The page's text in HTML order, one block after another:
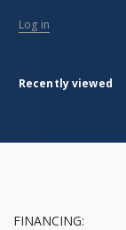
Log in
Recently viewed
FINANCING: